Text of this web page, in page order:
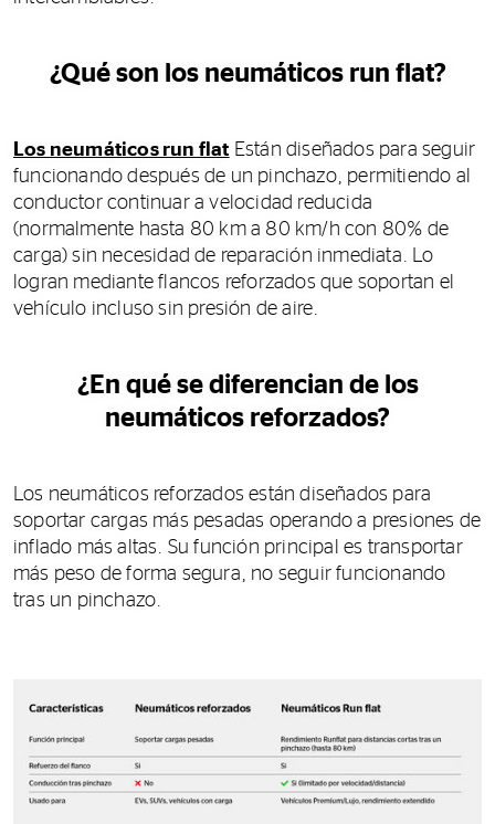
¿Qué son los neumáticos run flat?
Los neumáticos run flat Están diseñados para seguir
funcionando después de un pinchazo, permitiendo al
conductor continuar a velocidad reducida
(normalmente hasta 80 km a 80 km/h con 80% de
carga) sin necesidad de reparación inmediata. Lo
logran mediante flancos reforzados que soportan el
vehículo incluso sin presión de aire.
¿En qué se diferencian de los
neumáticos reforzados?
Los neumáticos reforzados están diseñados para
soportar cargas más pesadas operando a presiones de
inflado más altas. Su función principal es transportar
más peso de forma segura, no seguir funcionando
tras un pinchazo.